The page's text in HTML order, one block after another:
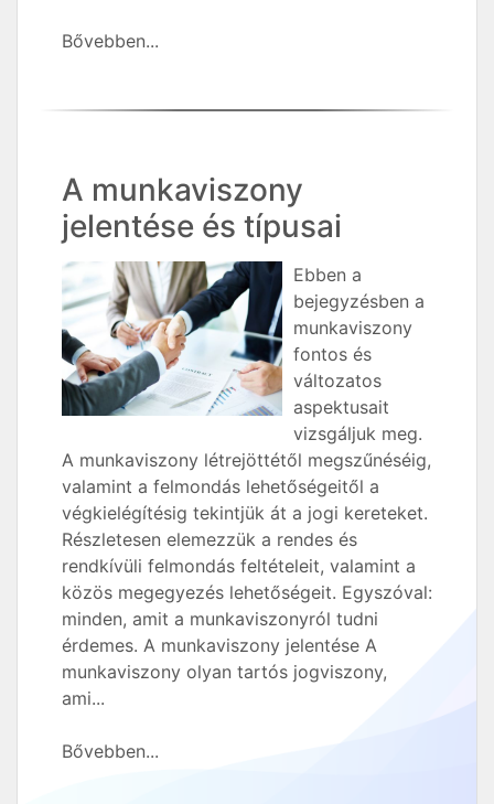
Bővebben...
A munkaviszony
jelentése és típusai
Ebben a
bejegyzésben a
munkaviszony
fontos és
változatos
aspektusait
vizsgáljuk meg.
A munkaviszony létrejöttétől megszűnéséig,
valamint a felmondás lehetőségeitől a
végkielégítésig tekintjük át a jogi kereteket.
Részletesen elemezzük a rendes és
rendkívüli felmondás feltételeit, valamint a
közös megegyezés lehetőségeit. Egyszóval:
minden, amit a munkaviszonyról tudni
érdemes. A munkaviszony jelentése A
munkaviszony olyan tartós jogviszony,
ami...
Bővebben...